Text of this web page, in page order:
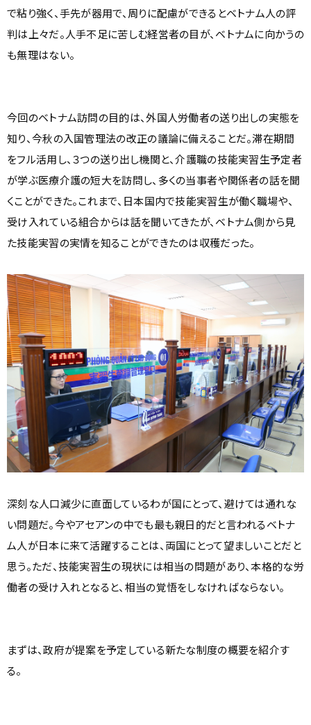
で粘り強く、手先が器用で、周りに配慮ができるとベトナム人の評
判は上々だ。人手不足に苦しむ経営者の目が、ベトナムに向かうの
も無理はない。
今回のベトナム訪問の目的は、外国人労働者の送り出しの実態を
知り、今秋の入国管理法の改正の議論に備えることだ。滞在期間
をフル活用し、３つの送り出し機関と、介護職の技能実習生予定者
が学ぶ医療介護の短大を訪問し、多くの当事者や関係者の話を聞
くことができた。これまで、日本国内で技能実習生が働く職場や、
受け入れている組合からは話を聞いてきたが、ベトナム側から見
た技能実習の実情を知ることができたのは収穫だった。
深刻な人口減少に直面しているわが国にとって、避けては通れな
い問題だ。今やアセアンの中でも最も親日的だと言われるベトナ
ム人が日本に来て活躍することは、両国にとって望ましいことだと
思う。ただ、技能実習生の現状には相当の問題があり、本格的な労
働者の受け入れとなると、相当の覚悟をしなければならない。
まずは、政府が提案を予定している新たな制度の概要を紹介す
る。